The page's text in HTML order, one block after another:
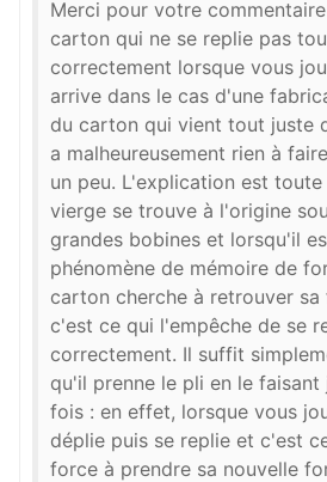
Merci pour votre
carton qui ne se replie pas
correctement lorsque vous
arrive dans le cas d'une
du carton qui vient tout juste
a malheureusement rien à
un peu. L'explication est
vierge se trouve à l'origine
grandes bobines et lorsqu'il
phénomène de mémoire de
carton cherche à retrouver
c'est ce qui l'empêche de se
correctement. Il suffit
qu'il prenne le pli en le faisant
fois : en effet, lorsque vous
déplie puis se replie et c'est
force à prendre sa nouvelle